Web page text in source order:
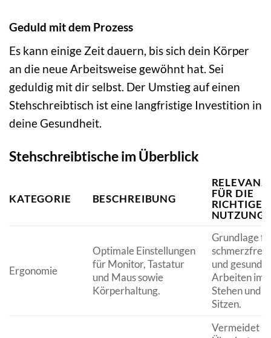
Geduld mit dem Prozess
Es kann einige Zeit dauern, bis sich dein Körper
an die neue Arbeitsweise gewöhnt hat. Sei
geduldig mit dir selbst. Der Umstieg auf einen
Stehschreibtisch ist eine langfristige Investition in
deine Gesundheit.
Stehschreibtische im Überblick
KATEGORIE BESCHREIBUNG
RELEVANZ
FÜR DIE
RICHTIGE
NUTZUNG
Ergonomie
Optimale Einstellungen
für Monitor, Tastatur
und Maus sowie
Körperhaltung.
Grundlage
und
Arbeiten im
Stehen und
Sitzen.
Vermeidet